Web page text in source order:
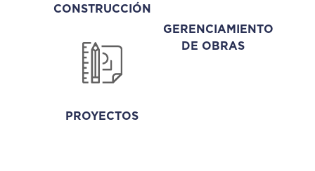
CONSTRUCCIÓN
PROYECTOS
GERENCIAMIENTO
DE OBRAS